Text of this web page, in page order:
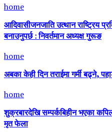
home
आदिवासीजनजाति उत्थान राष्ट्रिय
बनाउनुपर्छ : निवर्तमान अध्यक्ष गुरूङ
home
अबका केही दिन तराईमा गर्मी बढ्ने,
home
शुक्रबारदेखि सम्पर्कबिहीन भएका
मृत फेला